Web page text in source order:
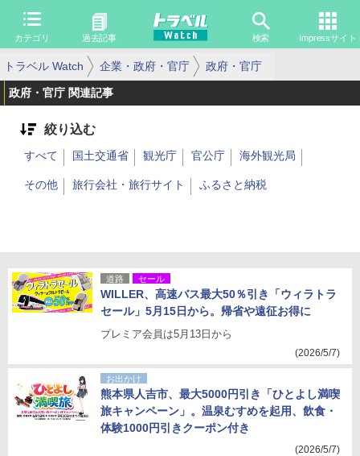
カテゴリ 過去記事 検索 Impressサイト
トラベル Watch 企業・政府・官庁 政府・官庁
政府・官庁 関連記事
絞り込む
すべて 国土交通省 観光庁 官公庁 海外観光局
その他 旅行会社・旅行サイト ふるさと納税
道路 セール
WILLER、高速バス最大50％引き「ウィラトラ
セール」5月15日から。帰省や遠征お得に
プレミア会員は5月13日から
(2026/5/7)
お出かけ
熊本県人吉市、最大5000円引き「ひとよし満喫
旅キャンペーン」。温泉むすめを起用、飲食・
体験1000円引きクーポン付き
(2026/5/7)